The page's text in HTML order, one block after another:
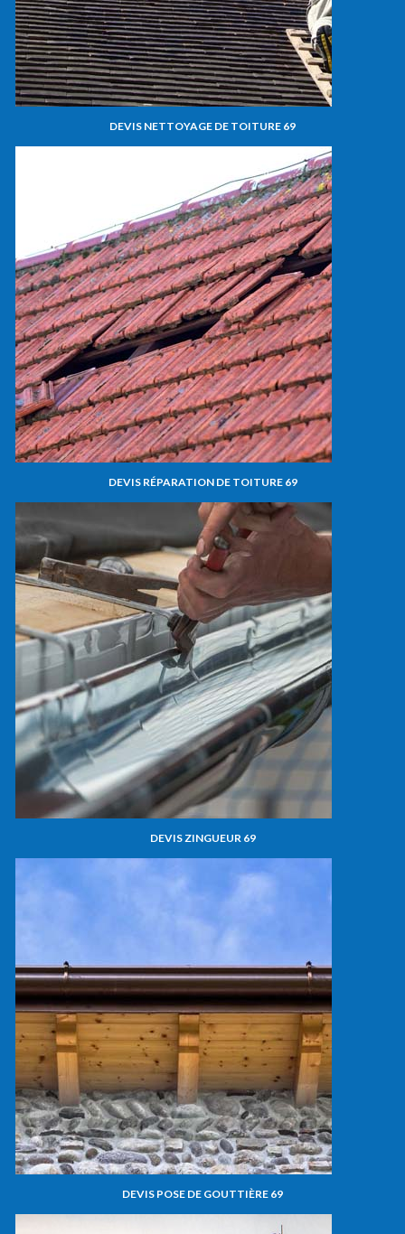
DEVIS NETTOYAGE DE TOITURE 69
DEVIS RÉPARATION DE TOITURE 69
DEVIS ZINGUEUR 69
DEVIS POSE DE GOUTTIÈRE 69